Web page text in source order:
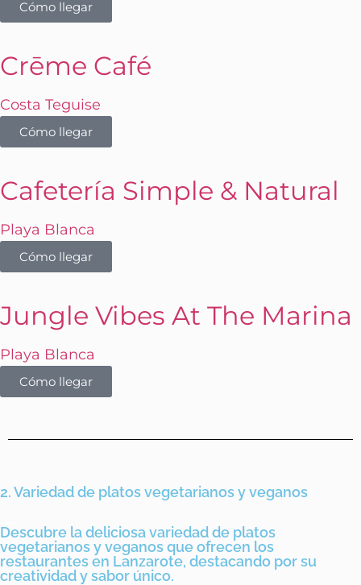
Cómo llegar
Crēme Café
Costa Teguise
Cómo llegar
Cafetería Simple & Natural
Playa Blanca
Cómo llegar
Jungle Vibes At The Marina
Playa Blanca
Cómo llegar
2. Variedad de platos vegetarianos y veganos
Descubre la deliciosa variedad de platos
vegetarianos y veganos que ofrecen los
restaurantes en Lanzarote, destacando por su
creatividad y sabor único.